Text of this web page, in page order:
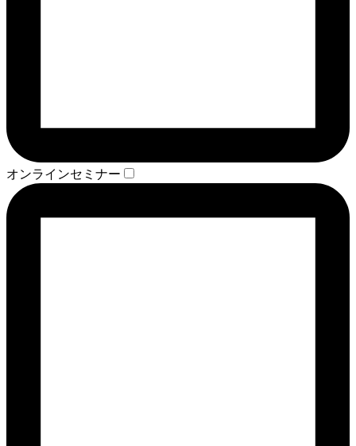
オンラインセミナー